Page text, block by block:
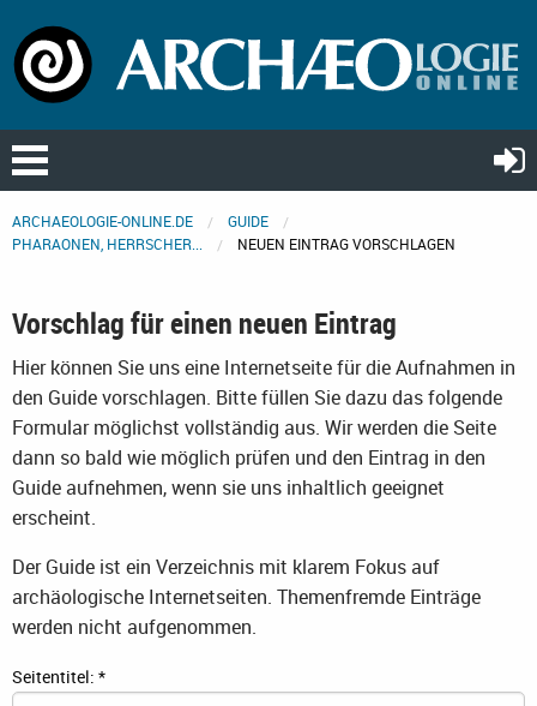
ARCHAEOLOGIE-ONLINE.DE
GUIDE
PHARAONEN, HERRSCHER...
NEUEN EINTRAG VORSCHLAGEN
Vorschlag für einen neuen Eintrag
Hier können Sie uns eine Internetseite für die Aufnahmen in
den Guide vorschlagen. Bitte füllen Sie dazu das folgende
Formular möglichst vollständig aus. Wir werden die Seite
dann so bald wie möglich prüfen und den Eintrag in den
Guide aufnehmen, wenn sie uns inhaltlich geeignet
erscheint.
Der Guide ist ein Verzeichnis mit klarem Fokus auf
archäologische Internetseiten. Themenfremde Einträge
werden nicht aufgenommen.
Seitentitel: *